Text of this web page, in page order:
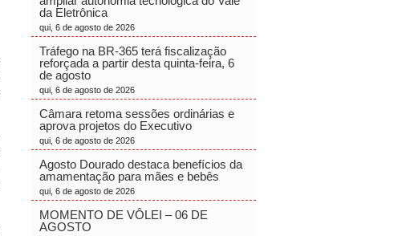
da Eletrônica
qui, 6 de agosto de 2026
Tráfego na BR-365 terá fiscalização
reforçada a partir desta quinta-feira, 6
de agosto
qui, 6 de agosto de 2026
Câmara retoma sessões ordinárias e
aprova projetos do Executivo
qui, 6 de agosto de 2026
Agosto Dourado destaca benefícios da
amamentação para mães e bebês
qui, 6 de agosto de 2026
MOMENTO DE VÔLEI – 06 DE
AGOSTO